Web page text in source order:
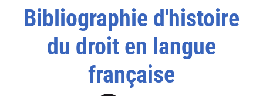
Bibliographie d'histoire
du droit en langue
française